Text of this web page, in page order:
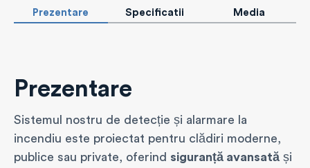
Prezentare Specificatii Media
Prezentare
Sistemul nostru de detecție și alarmare la
incendiu este proiectat pentru clădiri moderne,
publice sau private, oferind siguranță avansată și